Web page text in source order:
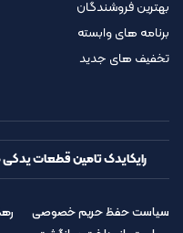
بهترین فروشندگان
برنامه های وابسته
تخفیف های جدید
رایکایدک تامین قطعات
سیاست حفظ حریم خصوصی